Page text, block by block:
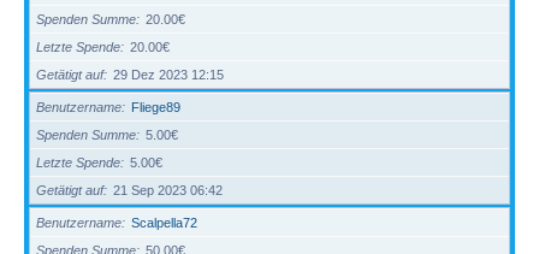
Spenden Summe
20.00€
Letzte Spende
20.00€
Getätigt auf
29 Dez 2023 12:15
Benutzername
Fliege89
Spenden Summe
5.00€
Letzte Spende
5.00€
Getätigt auf
21 Sep 2023 06:42
Benutzername
Scalpella72
Spenden Summe
50.00€